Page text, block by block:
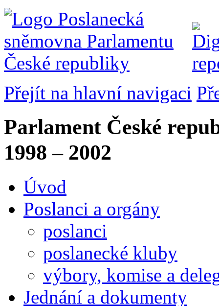
Přejít na hlavní navigaci
Parlament České
1998 – 2002
Úvod
Poslanci a orgány
poslanci
poslanecké kluby
výbory, komise a
Jednání a dokumenty